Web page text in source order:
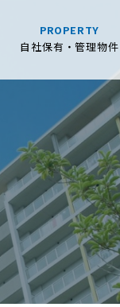
PROPERTY
自社保有・管理物件